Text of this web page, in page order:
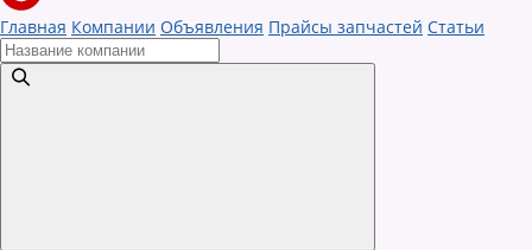
Главная Компании Объявления Прайсы запчастей Статьи